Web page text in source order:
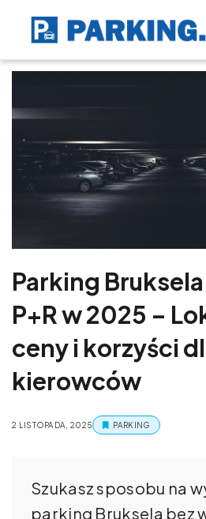
Parking
P+R w 2025 –
ceny i korzyści
kierowców
2 LISTOPADA, 2025 PARKING
Szukasz sposobu na
parking Bruksela bez